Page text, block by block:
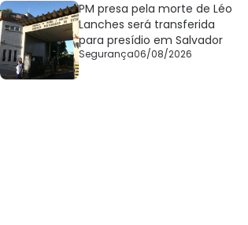
PM presa pela morte de Léo
Lanches será transferida
para presídio em Salvador
Segurança06/08/2026